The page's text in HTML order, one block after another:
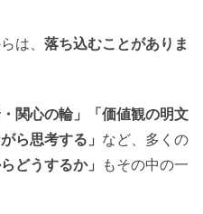
は、 落ち込むことがありま
関心の輪」「価値観の明文
ら思考する」 など、多くの
どうするか」 もその中の一